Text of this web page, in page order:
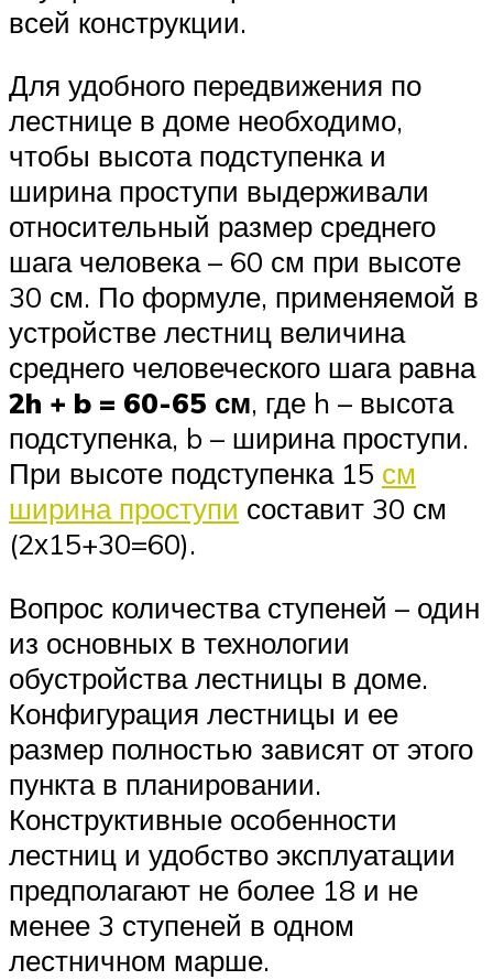
всей конструкции.
Для удобного передвижения по
лестнице в доме необходимо,
чтобы высота подступенка и
ширина проступи выдерживали
относительный размер среднего
шага человека – 60 см при высоте
30 см. По формуле, применяемой в
устройстве лестниц величина
среднего человеческого шага равна
2h + b = 60-65 см, где h – высота
подступенка, b – ширина проступи.
При высоте подступенка 15 см
ширина проступи составит 30 см
(2х15+30=60).
Вопрос количества ступеней – один
из основных в технологии
обустройства лестницы в доме.
Конфигурация лестницы и ее
размер полностью зависят от этого
пункта в планировании.
Конструктивные особенности
лестниц и удобство эксплуатации
предполагают не более 18 и не
менее 3 ступеней в одном
лестничном марше.